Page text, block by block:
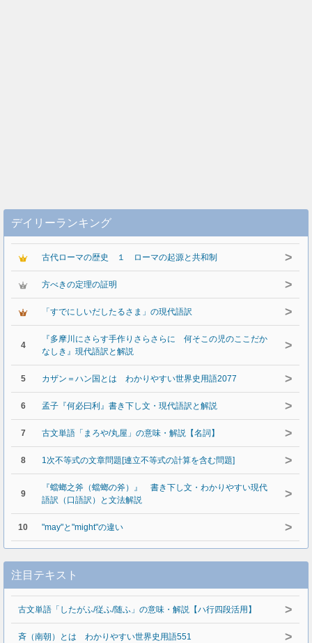
デイリーランキング
古代ローマの歴史 １ ローマの起源と共和制 >
方べきの定理の証明 >
「すでにしいだしたるさま」の現代語訳 >
4
『多摩川にさらす手作りさらさらに 何そこの児のここだか
なしき』現代語訳と解説
>
5 カザン＝ハン国とは わかりやすい世界史用語2077 >
6 孟子『何必曰利』書き下し文・現代語訳と解説 >
7 古文単語「まろや/丸屋」の意味・解説【名詞】 >
8 1次不等式の文章問題[連立不等式の計算を含む問題] >
9
『蟷螂之斧（蟷螂の斧）』 書き下し文・わかりやすい現代
語訳（口語訳）と文法解説
>
10 "may"と"might"の違い >
注目テキスト
古文単語「したがふ/従ふ/随ふ」の意味・解説【ハ行四段活用】 >
斉（南朝）とは わかりやすい世界史用語551 >